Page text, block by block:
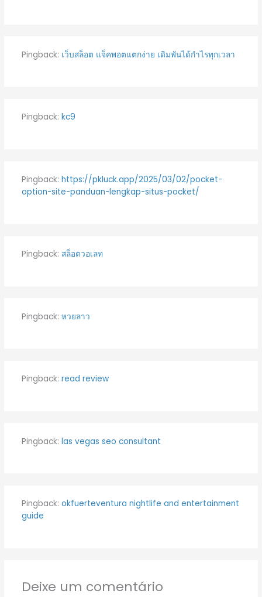
Pingback: เว็บสล็อต แจ็คพอตแตกง่าย เดิมพันได้กำไรทุกเวลา
Pingback: kc9
Pingback: https://pkluck.app/2025/03/02/pocket-
option-site-panduan-lengkap-situs-pocket/
Pingback: สล็อตวอเลท
Pingback: หวยลาว
Pingback: read review
Pingback: las vegas seo consultant
Pingback: okfuerteventura nightlife and entertainment
guide
Deixe um comentário